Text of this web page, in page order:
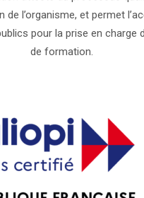
de l’organisme, et permet
pour la prise en charge
de formation.